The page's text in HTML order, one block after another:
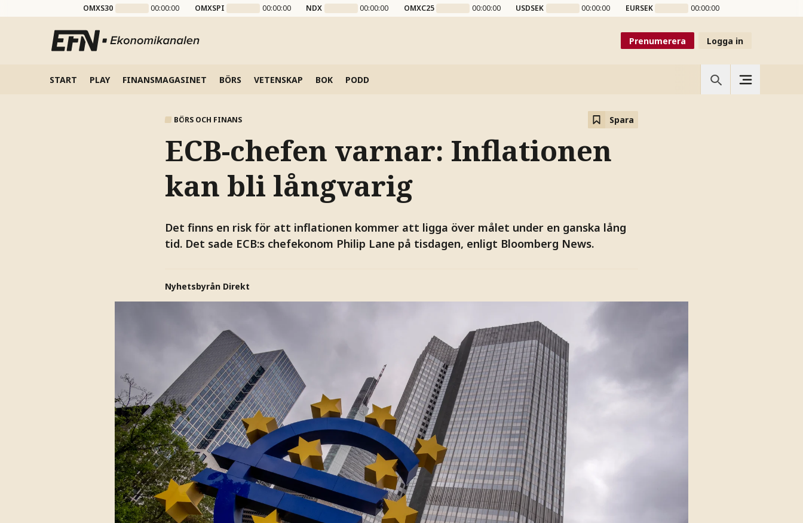
OMXS30 00:00:00 OMXSPI 00:00:00 NDX 00:00:00 OMXC25 00:00:00 USDSEK 00:00:00 EURSEK 00:00:00
Prenumerera Logga in
START PLAY FINANSMAGASINET BÖRS VETENSKAP BOK PODD
BÖRS OCH FINANS Spara
ECB-chefen varnar: Inflationen
kan bli långvarig
Det finns en risk för att inflationen kommer att ligga över målet under en ganska lång
tid. Det sade ECB:s chefekonom Philip Lane på tisdagen, enligt Bloomberg News.
Nyhetsbyrån Direkt